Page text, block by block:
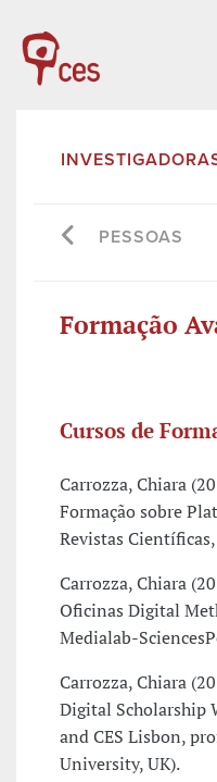
PESSOAS
Formação
Cursos de
Carrozza, Chiara
Formação sobre
Revistas
Carrozza, Chiara
Oficinas Digital
Medialab-
Carrozza, Chiara
Digital Scholarship
and CES Lisbon,
University, UK).